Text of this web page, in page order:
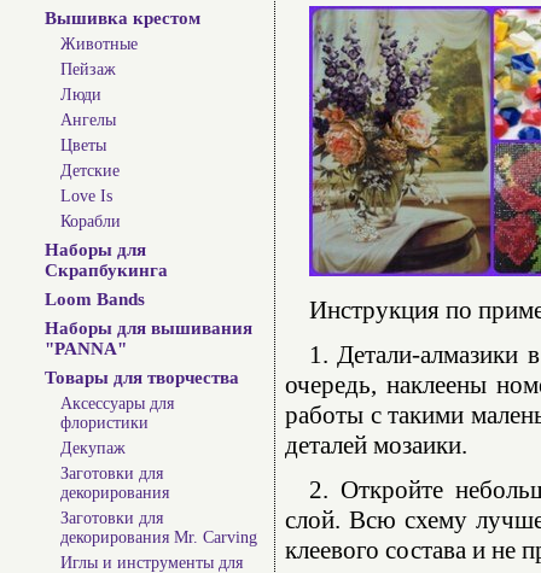
Вышивка крестом
Животные
Пейзаж
Люди
Ангелы
Цветы
Детские
Love Is
Корабли
Наборы для
Скрапбукинга
Loom Bands
Наборы для вышивания
"PANNA"
Товары для творчества
Аксессуары для
флористики
Декупаж
Заготовки для
декорирования
Заготовки для
декорирования Mr. Carving
Иглы и инструменты для
Инструкция по
1. Детали-алмазики
очередь, наклеены
работы с такими
деталей мозаики.
2. Откройте
слой. Всю схему
клеевого состава и не